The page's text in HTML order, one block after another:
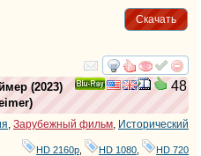
Скачать
смотреть
48
(2023)
)
, Зарубежный фильм, Исторический
HD 2160р HD 1080 HD 720